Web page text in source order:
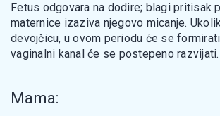
Fetus odgovara na dodire; blagi pritisak
maternice izaziva njegovo micanje.
devojčicu, u ovom periodu će se
vaginalni kanal će se postepeno razvijati.
Mama: